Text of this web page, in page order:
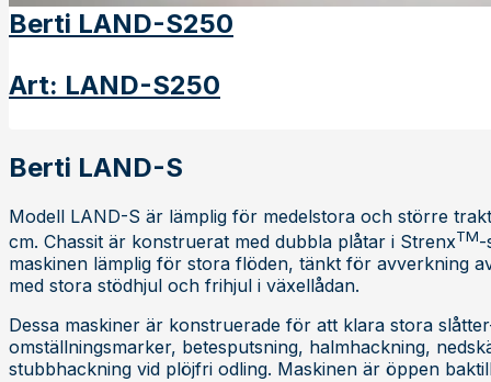
Berti LAND-S250
Art: LAND-S250
Berti LAND-S
Modell LAND-S är lämplig för medelstora och större
cm. Chassit är konstruerat med dubbla plåtar i StrenxTM-
maskinen lämplig för stora flöden, tänkt för avverkning
med stora stödhjul och frihjul i växellådan.
Dessa maskiner är konstruerade för att klara stora
omställningsmarker, betesputsning, halmhackning,
stubbhackning vid plöjfri odling. Maskinen är öppen